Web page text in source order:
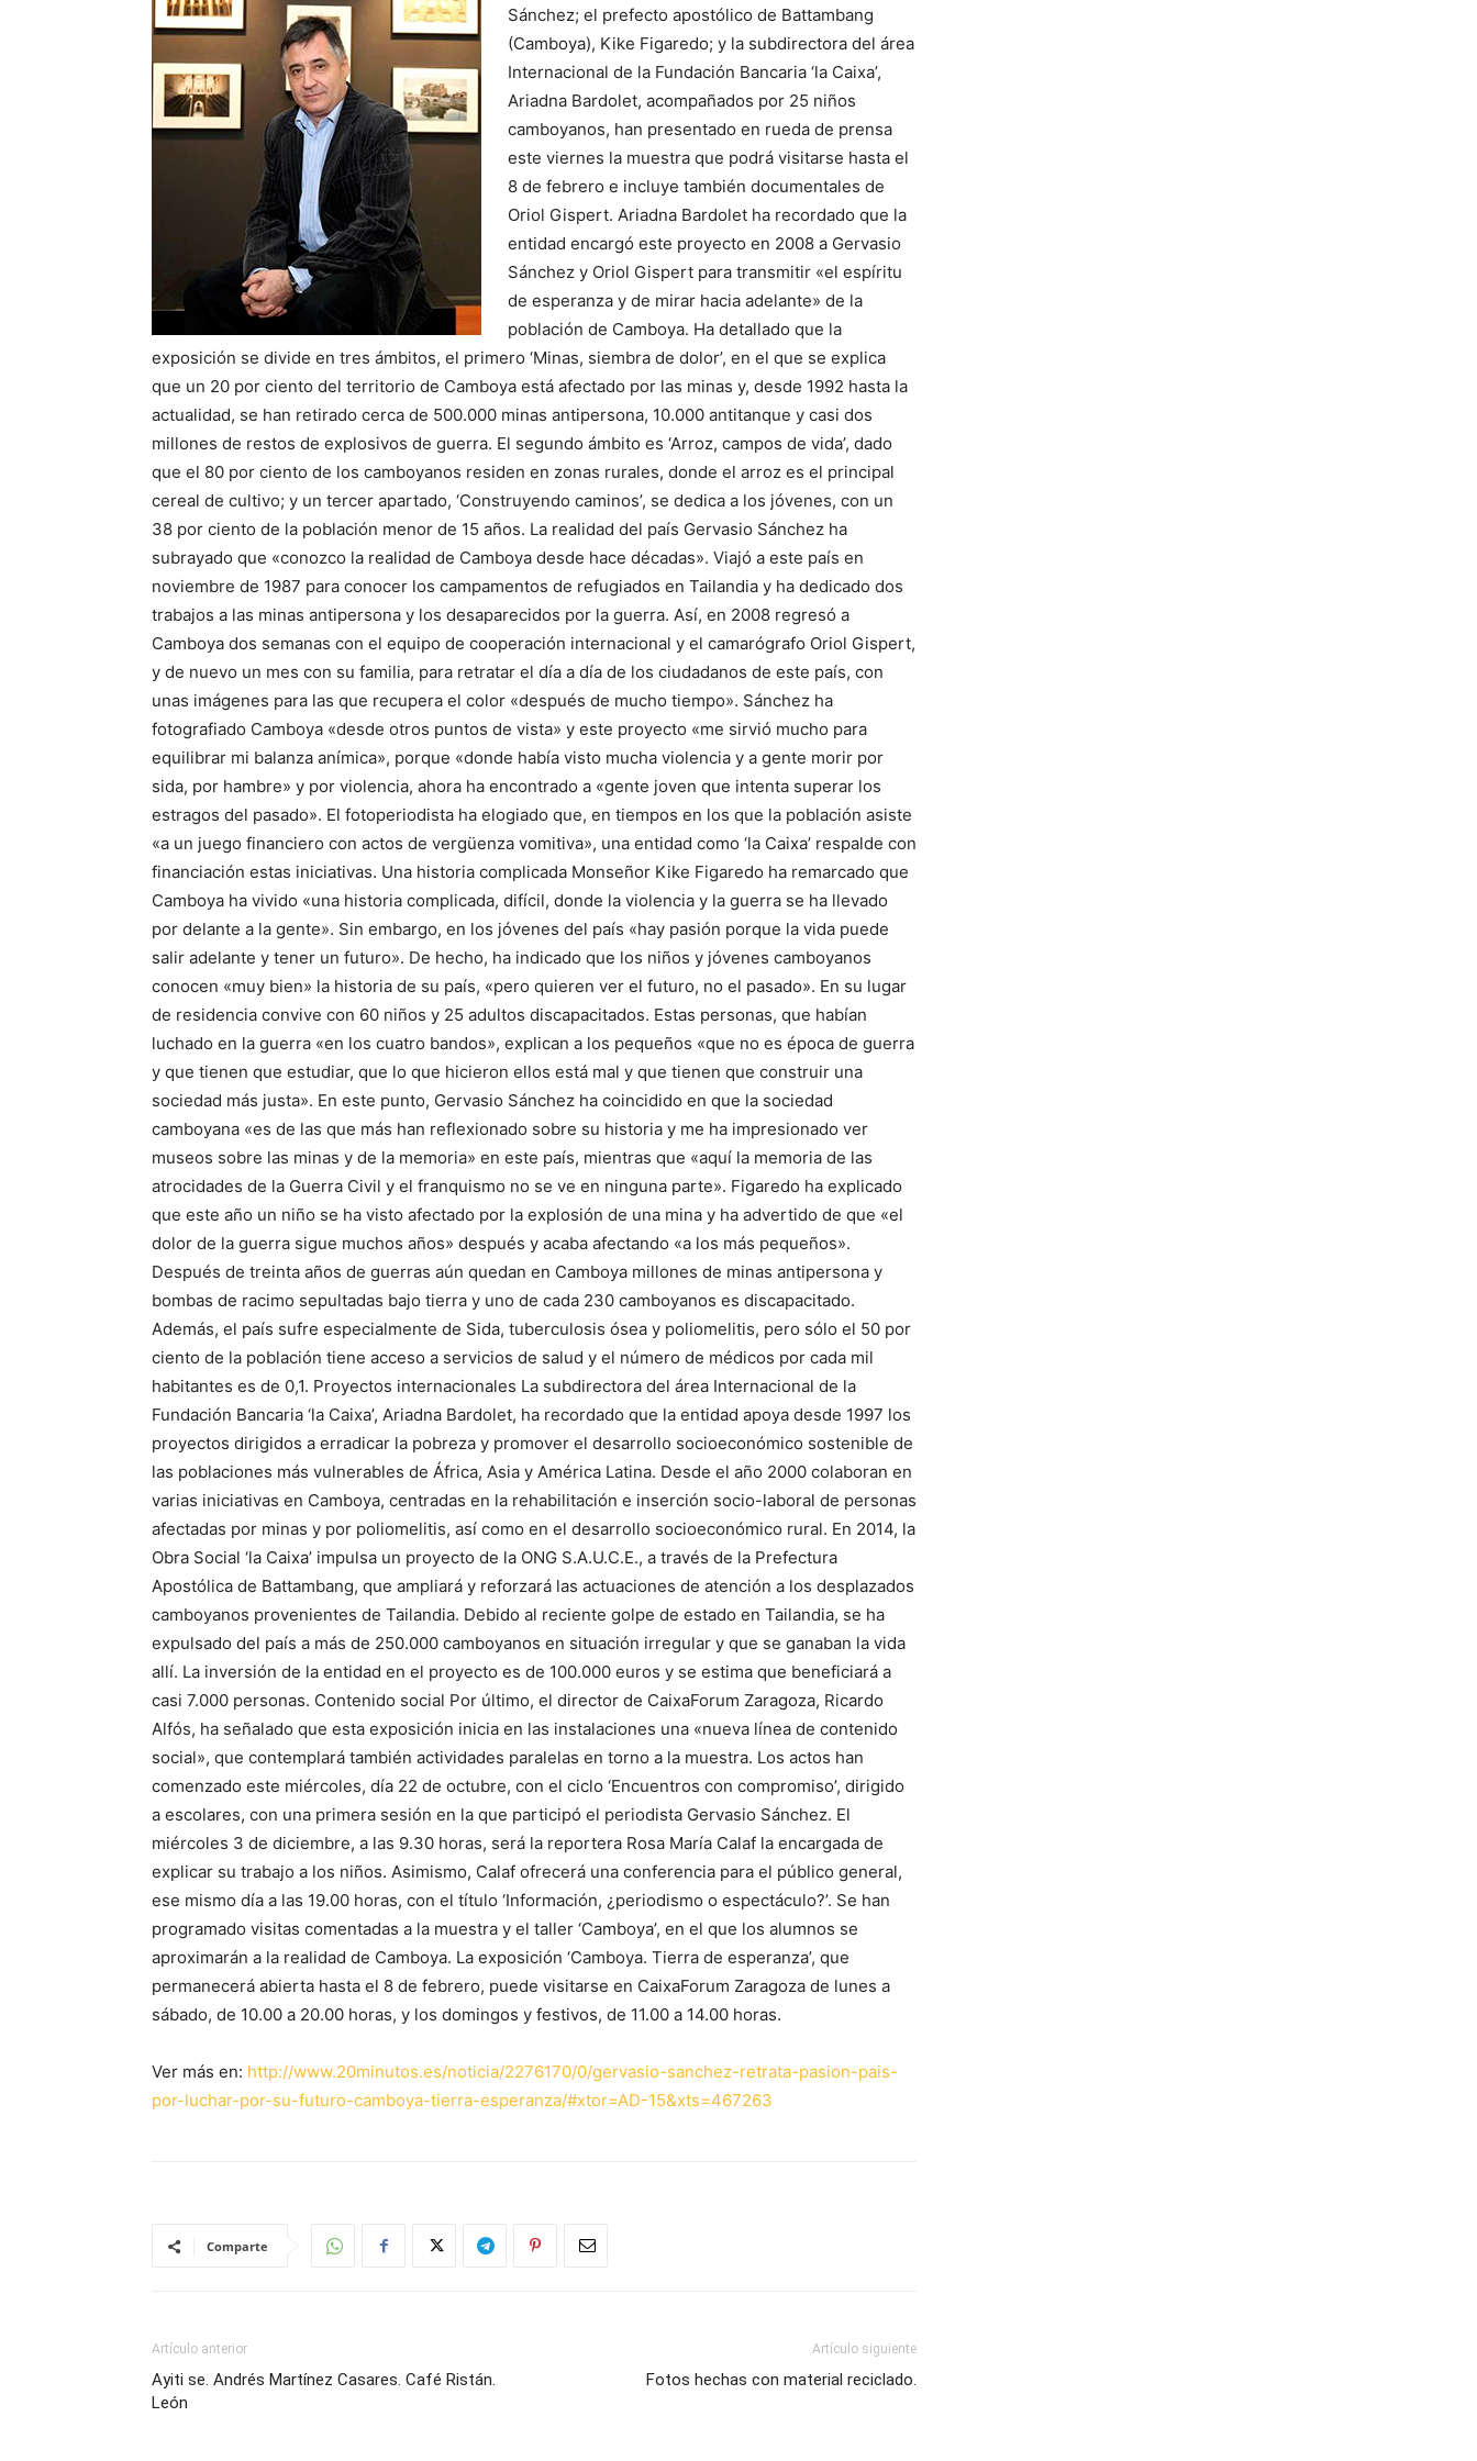
Sánchez; el prefecto apostólico de Battambang
(Camboya), Kike Figaredo; y la subdirectora del área
Internacional de la Fundación Bancaria ‘la Caixa’,
Ariadna Bardolet, acompañados por 25 niños
camboyanos, han presentado en rueda de prensa
este viernes la muestra que podrá visitarse hasta el
8 de febrero e incluye también documentales de
Oriol Gispert. Ariadna Bardolet ha recordado que la
entidad encargó este proyecto en 2008 a Gervasio
Sánchez y Oriol Gispert para transmitir «el espíritu
de esperanza y de mirar hacia adelante» de la
población de Camboya. Ha detallado que la
exposición se divide en tres ámbitos, el primero ‘Minas, siembra de dolor’, en el que se explica
que un 20 por ciento del territorio de Camboya está afectado por las minas y, desde 1992 hasta la
actualidad, se han retirado cerca de 500.000 minas antipersona, 10.000 antitanque y casi dos
millones de restos de explosivos de guerra. El segundo ámbito es ‘Arroz, campos de vida’, dado
que el 80 por ciento de los camboyanos residen en zonas rurales, donde el arroz es el principal
cereal de cultivo; y un tercer apartado, ‘Construyendo caminos’, se dedica a los jóvenes, con un
38 por ciento de la población menor de 15 años. La realidad del país Gervasio Sánchez ha
subrayado que «conozco la realidad de Camboya desde hace décadas». Viajó a este país en
noviembre de 1987 para conocer los campamentos de refugiados en Tailandia y ha dedicado dos
trabajos a las minas antipersona y los desaparecidos por la guerra. Así, en 2008 regresó a
Camboya dos semanas con el equipo de cooperación internacional y el camarógrafo Oriol Gispert,
y de nuevo un mes con su familia, para retratar el día a día de los ciudadanos de este país, con
unas imágenes para las que recupera el color «después de mucho tiempo». Sánchez ha
fotografiado Camboya «desde otros puntos de vista» y este proyecto «me sirvió mucho para
equilibrar mi balanza anímica», porque «donde había visto mucha violencia y a gente morir por
sida, por hambre» y por violencia, ahora ha encontrado a «gente joven que intenta superar los
estragos del pasado». El fotoperiodista ha elogiado que, en tiempos en los que la población asiste
«a un juego financiero con actos de vergüenza vomitiva», una entidad como ‘la Caixa’ respalde con
financiación estas iniciativas. Una historia complicada Monseñor Kike Figaredo ha remarcado que
Camboya ha vivido «una historia complicada, difícil, donde la violencia y la guerra se ha llevado
por delante a la gente». Sin embargo, en los jóvenes del país «hay pasión porque la vida puede
salir adelante y tener un futuro». De hecho, ha indicado que los niños y jóvenes camboyanos
conocen «muy bien» la historia de su país, «pero quieren ver el futuro, no el pasado». En su lugar
de residencia convive con 60 niños y 25 adultos discapacitados. Estas personas, que habían
luchado en la guerra «en los cuatro bandos», explican a los pequeños «que no es época de guerra
y que tienen que estudiar, que lo que hicieron ellos está mal y que tienen que construir una
sociedad más justa». En este punto, Gervasio Sánchez ha coincidido en que la sociedad
camboyana «es de las que más han reflexionado sobre su historia y me ha impresionado ver
museos sobre las minas y de la memoria» en este país, mientras que «aquí la memoria de las
atrocidades de la Guerra Civil y el franquismo no se ve en ninguna parte». Figaredo ha explicado
que este año un niño se ha visto afectado por la explosión de una mina y ha advertido de que «el
dolor de la guerra sigue muchos años» después y acaba afectando «a los más pequeños».
Después de treinta años de guerras aún quedan en Camboya millones de minas antipersona y
bombas de racimo sepultadas bajo tierra y uno de cada 230 camboyanos es discapacitado.
Además, el país sufre especialmente de Sida, tuberculosis ósea y poliomelitis, pero sólo el 50 por
ciento de la población tiene acceso a servicios de salud y el número de médicos por cada mil
habitantes es de 0,1. Proyectos internacionales La subdirectora del área Internacional de la
Fundación Bancaria ‘la Caixa’, Ariadna Bardolet, ha recordado que la entidad apoya desde 1997 los
proyectos dirigidos a erradicar la pobreza y promover el desarrollo socioeconómico sostenible de
las poblaciones más vulnerables de África, Asia y América Latina. Desde el año 2000 colaboran en
varias iniciativas en Camboya, centradas en la rehabilitación e inserción socio-laboral de personas
afectadas por minas y por poliomelitis, así como en el desarrollo socioeconómico rural. En 2014, la
Obra Social ‘la Caixa’ impulsa un proyecto de la ONG S.A.U.C.E., a través de la Prefectura
Apostólica de Battambang, que ampliará y reforzará las actuaciones de atención a los desplazados
camboyanos provenientes de Tailandia. Debido al reciente golpe de estado en Tailandia, se ha
expulsado del país a más de 250.000 camboyanos en situación irregular y que se ganaban la vida
allí. La inversión de la entidad en el proyecto es de 100.000 euros y se estima que beneficiará a
casi 7.000 personas. Contenido social Por último, el director de CaixaForum Zaragoza, Ricardo
Alfós, ha señalado que esta exposición inicia en las instalaciones una «nueva línea de contenido
social», que contemplará también actividades paralelas en torno a la muestra. Los actos han
comenzado este miércoles, día 22 de octubre, con el ciclo ‘Encuentros con compromiso’, dirigido
a escolares, con una primera sesión en la que participó el periodista Gervasio Sánchez. El
miércoles 3 de diciembre, a las 9.30 horas, será la reportera Rosa María Calaf la encargada de
explicar su trabajo a los niños. Asimismo, Calaf ofrecerá una conferencia para el público general,
ese mismo día a las 19.00 horas, con el título ‘Información, ¿periodismo o espectáculo?’. Se han
programado visitas comentadas a la muestra y el taller ‘Camboya’, en el que los alumnos se
aproximarán a la realidad de Camboya. La exposición ‘Camboya. Tierra de esperanza’, que
permanecerá abierta hasta el 8 de febrero, puede visitarse en CaixaForum Zaragoza de lunes a
sábado, de 10.00 a 20.00 horas, y los domingos y festivos, de 11.00 a 14.00 horas.
Ver más en: http://www.20minutos.es/noticia/2276170/0/gervasio-sanchez-retrata-pasion-pais-
por-luchar-por-su-futuro-camboya-tierra-esperanza/#xtor=AD-15&xts=467263
Comparte
Artículo anterior
Ayiti se. Andrés Martínez Casares. Café Ristán.
León
Artículo siguiente
Fotos hechas con material reciclado.